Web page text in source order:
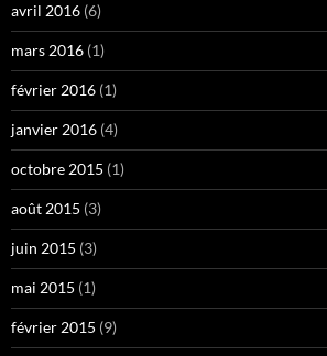
avril 2016 (6)
mars 2016 (1)
février 2016 (1)
janvier 2016 (4)
octobre 2015 (1)
août 2015 (3)
juin 2015 (3)
mai 2015 (1)
février 2015 (9)